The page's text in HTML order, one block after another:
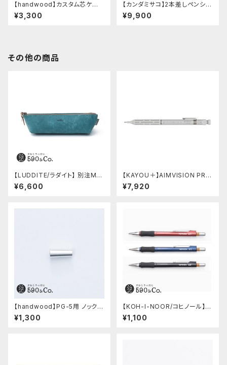
【handwood】カスタム芯ケー
ス・中間パーツ有り/Enjoy free
ly (ステンレス)
¥3,300
【カンダミサコ】2本差しペンシー
ス・ミネルバボックス (オリーバ)
¥9,900
その他の商品
【LUDDITE/ラダイト】 別注MAY
Aレザーボートペンケース (ター
キーブルー)
¥6,600
【KAYOU＋】AIMVISION PR
O/エイムビジョンプロ (スノー
ホワイト)
¥7,920
【handwood】PG-5用 ノック部
カバー (超超ジュラルミン)
¥1,300
【KOH-I-NOOR/コヒノール】M
ephisto profi 5035シャープ
ペンシル(0.5mm)
¥1,100